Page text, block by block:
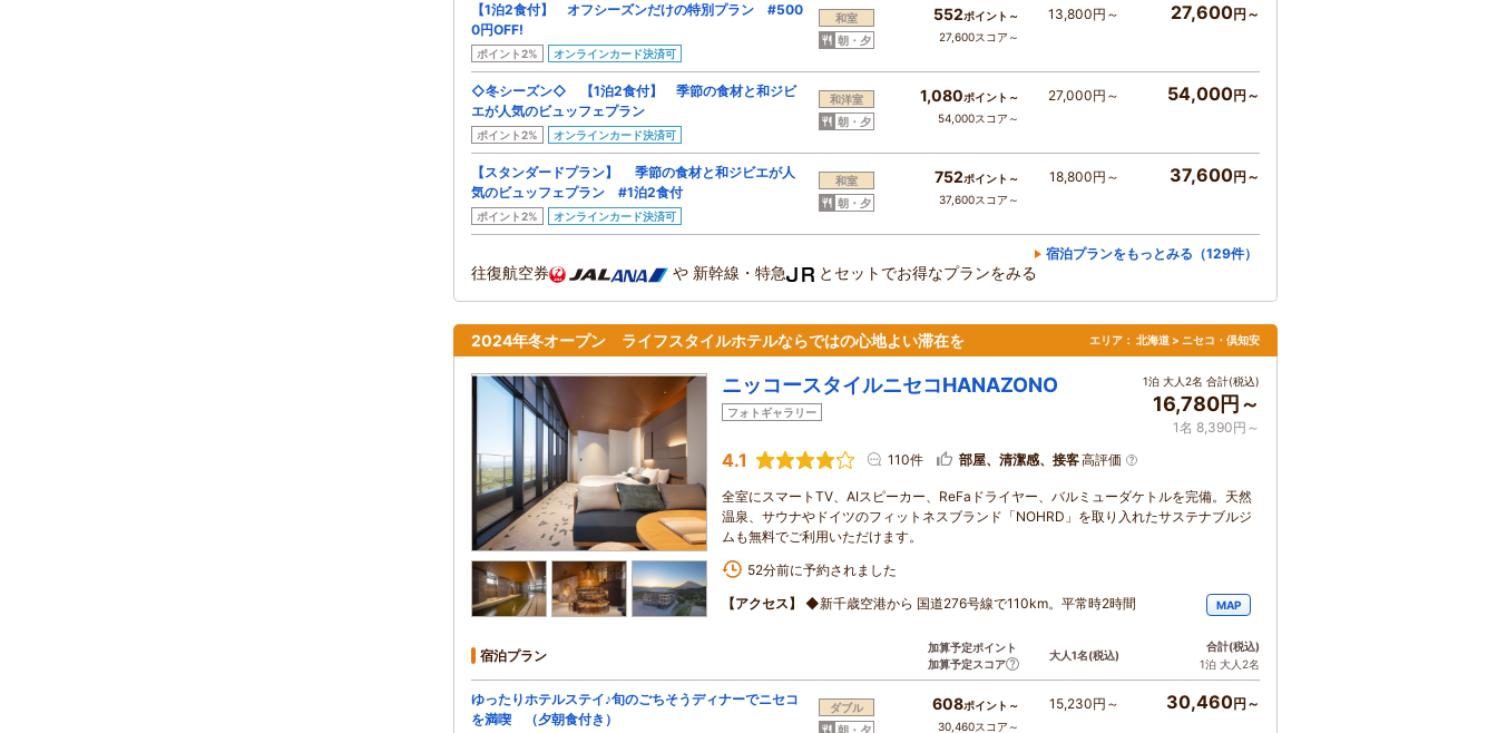
【1泊2食付】 オフシーズンだけの特別プラン #500
0円OFF!
ポイント2% オンラインカード決済可
和室
朝・夕
552ポイント～
27,600スコア～
13,800円～ 27,600円～
◇冬シーズン◇ 【1泊2食付】 季節の食材と和ジビ
エが人気のビュッフェプラン
ポイント2% オンラインカード決済可
和洋室
朝・夕
1,080ポイント～
54,000スコア～
27,000円～ 54,000円～
【スタンダードプラン】 季節の食材と和ジビエが人
気のビュッフェプラン #1泊2食付
ポイント2% オンラインカード決済可
和室
朝・夕
752ポイント～
37,600スコア～
18,800円～ 37,600円～
宿泊プランをもっとみる（129件）
往復航空券 や 新幹線・特急 とセットでお得なプランをみる
2024年冬オープン ライフスタイルホテルならではの心地よい滞在を エリア： 北海道 > ニセコ・倶知安
ニッコースタイルニセコHANAZONO
フォトギャラリー
1泊 大人2名 合計(税込)
16,780円～
1名 8,390円～
4.1 110件 部屋、清潔感、接客高評価
全室にスマートTV、AIスピーカー、ReFaドライヤー、バルミューダケトルを完備。天然
温泉、サウナやドイツのフィットネスブランド「NOHRD」を取り入れたサステナブルジ
ムも無料でご利用いただけます。
52分前に予約されました
【アクセス】
◆新千歳空港から 国道276号線で110km。平常時2時間 MAP
宿泊プラン
加算予定ポイント
加算予定スコア
大人1名(税込)
合計(税込)
1泊 大人2名
ゆったりホテルステイ♪旬のごちそうディナーでニセコ
を満喫 （夕朝食付き）
ダブル
朝・夕
608ポイント～
30,460スコア～
15,230円～ 30,460円～